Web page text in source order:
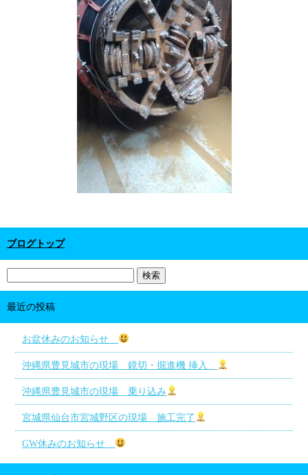
ブログトップ
最近の投稿
お盆休みのお知らせ
沖縄県豊見城市の現場 鏡切・掘進機 挿入
沖縄県豊見城市の現場 乗り込み
宮城県仙台市宮城野区の現場 施工完了
GW休みのお知らせ